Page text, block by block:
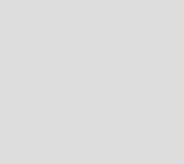
ook deze een perfecte